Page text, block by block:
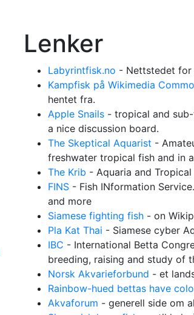
Lenker
Labyrintfisk.no - Nettstedet
Kampfisk på Wikimedia
hentet fra.
Apple Snails - tropical and
a nice discussion board.
The Skeptical Aquarist -
freshwater tropical fish and in
The Krib - Aquaria and
FINS - Fish INformation
and more
Siamese fighting fish - on
Pla Kat Thai - Siamese cyber
IBC - International Betta
breeding, raising and study of
Norsk Akvarieforbund - et
Rainbow-hued bettas have
Akvaforum - generell side om